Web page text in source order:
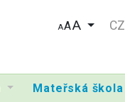
AA CZ
Mateřská škola